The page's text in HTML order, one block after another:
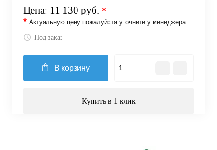
Цена: 11 130 руб. *
* Актуальную цену пожалуйста уточните у менеджера
Под заказ
В корзину
Купить в 1 клик